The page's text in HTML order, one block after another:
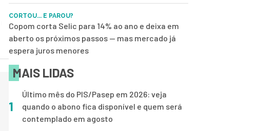
CORTOU... E PAROU?
Copom corta Selic para 14% ao ano e deixa em
aberto os próximos passos — mas mercado já
espera juros menores
MAIS LIDAS
1
Último mês do PIS/Pasep em 2026: veja
quando o abono fica disponível e quem será
contemplado em agosto